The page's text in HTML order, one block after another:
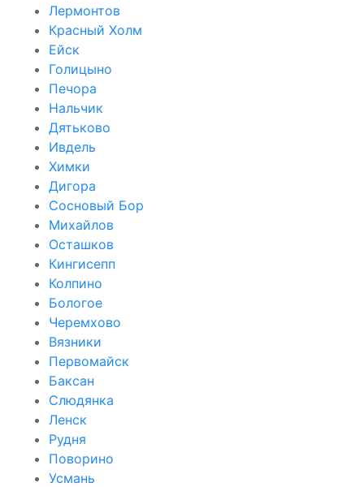
Лермонтов
Красный Холм
Ейск
Голицыно
Печора
Нальчик
Дятьково
Ивдель
Химки
Дигора
Сосновый Бор
Михайлов
Осташков
Кингисепп
Колпино
Бологое
Черемхово
Вязники
Первомайск
Баксан
Слюдянка
Ленск
Рудня
Поворино
Усмань